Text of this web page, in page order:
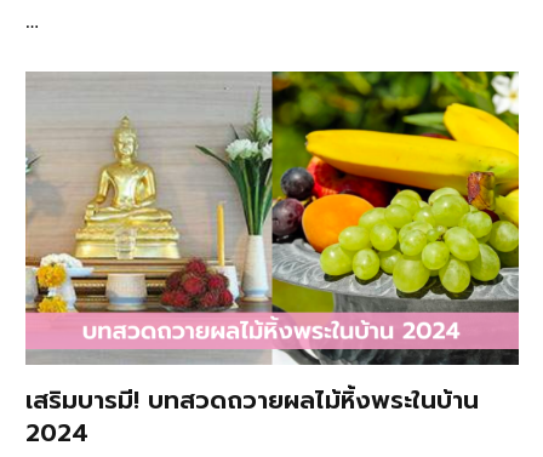
…
เสริมบารมี! บทสวดถวายผลไม้หิ้งพระในบ้าน
2024